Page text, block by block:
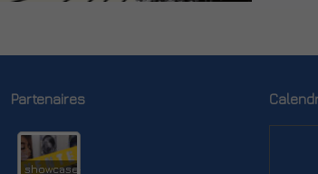
Partenaires
showcase-